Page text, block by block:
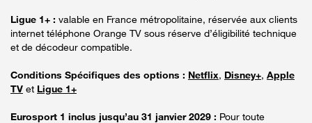
Ligue 1+ : valable en France métropolitaine, réservée aux clients
internet téléphone Orange TV sous réserve d’éligibilité technique
et de décodeur compatible.
Conditions Spécifiques des options : Netflix, Disney+, Apple
TV et Ligue 1+
Eurosport 1 inclus jusqu’au 31 janvier 2029 : Pour toute